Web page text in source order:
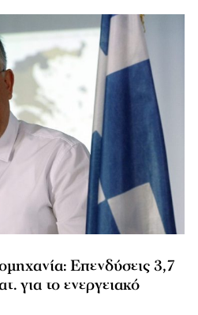
Επενδύσεις 3,7
για το ενεργειακό